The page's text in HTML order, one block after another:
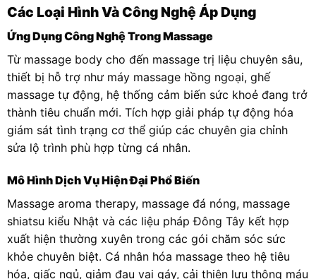
Các Loại Hình Và Công Nghệ Áp Dụng
Ứng Dụng Công Nghệ Trong Massage
Từ massage body cho đến massage trị liệu chuyên sâu,
thiết bị hỗ trợ như máy massage hồng ngoại, ghế
massage tự động, hệ thống cảm biến sức khoẻ đang trở
thành tiêu chuẩn mới. Tích hợp giải pháp tự động hóa
giám sát tình trạng cơ thể giúp các chuyên gia chỉnh
sửa lộ trình phù hợp từng cá nhân.
Mô Hình Dịch Vụ Hiện Đại Phổ Biến
Massage aroma therapy, massage đá nóng, massage
shiatsu kiểu Nhật và các liệu pháp Đông Tây kết hợp
xuất hiện thường xuyên trong các gói chăm sóc sức
khỏe chuyên biệt. Cá nhân hóa massage theo hệ tiêu
hóa, giấc ngủ, giảm đau vai gáy, cải thiện lưu thông máu